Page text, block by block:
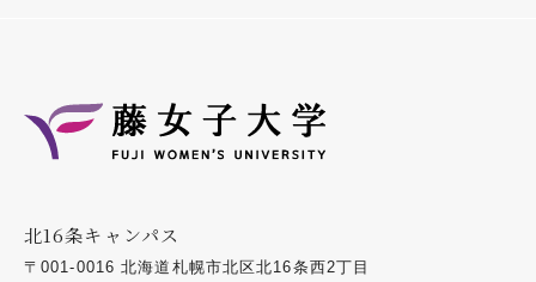
北16条キャンパス
〒001-0016 北海道札幌市北区北16条西2丁目